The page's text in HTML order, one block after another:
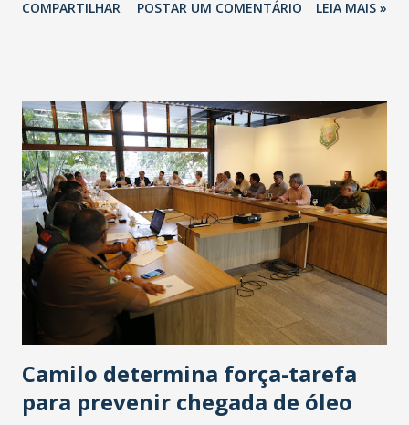
violentos no local. Durante a reunião, o grupo deliberou
Ampliação das condições de iluminação e substituição de
lâmpadas em determinadas áreas do local; Ampliação da
divulgação do número telefônico de emergência da UFC:
(85) 3366 9190, atendido 24 horas pela equipe da Divisão de
Vigilância e Segurança da Universidade. Qualquer pessoa
que se sinta ameaçada ou identifique alguma situação de
ameaça ou violência no campus deve fazer imediato
contato. Neste mês de outubro, a reitoria da UFC foi
informada oficialmente de denúncias de estupros ocorridos
no primei...
COMPARTILHAR POSTAR UM COMENTÁRIO LEIA MAIS »
Camilo determina força-tarefa
para prevenir chegada de óleo